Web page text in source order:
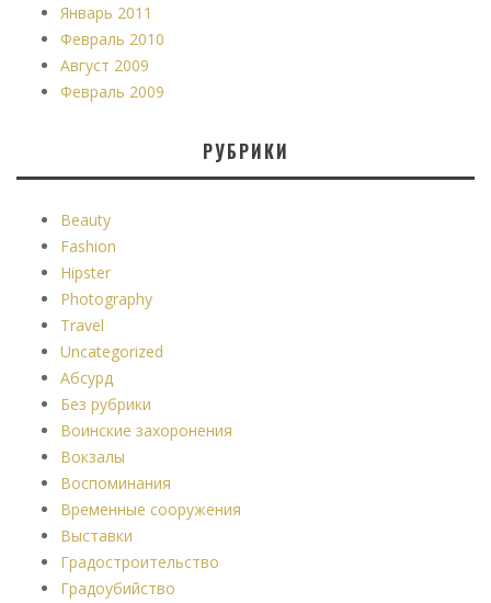
Январь 2011
Февраль 2010
Август 2009
Февраль 2009
РУБРИКИ
Beauty
Fashion
Hipster
Photography
Travel
Uncategorized
Абсурд
Без рубрики
Воинские захоронения
Вокзалы
Воспоминания
Временные сооружения
Выставки
Градостроительство
Градоубийство